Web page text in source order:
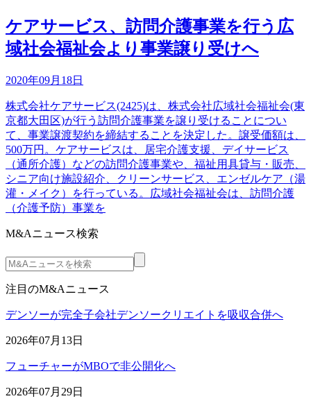
ケアサービス、訪問介護事業を行う広
域社会福祉会より事業譲り受けへ
2020年09月18日
株式会社ケアサービス(2425)は、株式会社広域社会福祉会(東
京都大田区)が行う訪問介護事業を譲り受けることについ
て、事業譲渡契約を締結することを決定した。譲受価額は、
500万円。ケアサービスは、居宅介護支援、デイサービス
（通所介護）などの訪問介護事業や、福祉用具貸与・販売、
シニア向け施設紹介、クリーンサービス、エンゼルケア（湯
灌・メイク）を行っている。広域社会福祉会は、訪問介護
（介護予防）事業を
M&Aニュース検索
注目のM&Aニュース
デンソーが完全子会社デンソークリエイトを吸収合併へ
2026年07月13日
フューチャーがMBOで非公開化へ
2026年07月29日